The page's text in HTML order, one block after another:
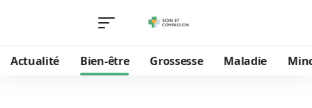
Actualité Bien-être Grossesse Maladie